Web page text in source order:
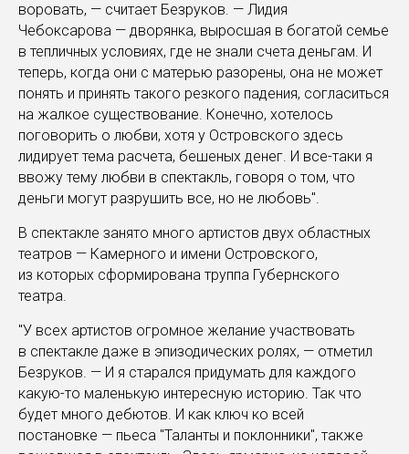
воровать, — считает Безруков. — Лидия
Чебоксарова — дворянка, выросшая в богатой семье
в тепличных условиях, где не знали счета деньгам. И
теперь, когда они с матерью разорены, она не может
понять и принять такого резкого падения, согласиться
на жалкое существование. Конечно, хотелось
поговорить о любви, хотя у Островского здесь
лидирует тема расчета, бешеных денег. И все-таки я
ввожу тему любви в спектакль, говоря о том, что
деньги могут разрушить все, но не любовь".
В спектакле занято много артистов двух областных
театров — Камерного и имени Островского,
из которых сформирована труппа Губернского
театра.
"У всех артистов огромное желание участвовать
в спектакле даже в эпизодических ролях, — отметил
Безруков. — И я старался придумать для каждого
какую-то маленькую интересную историю. Так что
будет много дебютов. И как ключ ко всей
постановке — пьеса "Таланты и поклонники", также